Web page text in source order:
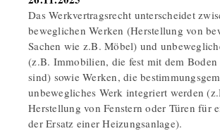
Das Werkvertragsrecht unterscheidet
beweglichen Werken (Herstellung von
Sachen wie z.B. Möbel) und
(z.B. Immobilien, die fest mit dem Boden
sind) sowie Werken, die
unbewegliches Werk integriert werden
Herstellung von Fenstern oder Türen für
der Ersatz einer Heizungsanlage).